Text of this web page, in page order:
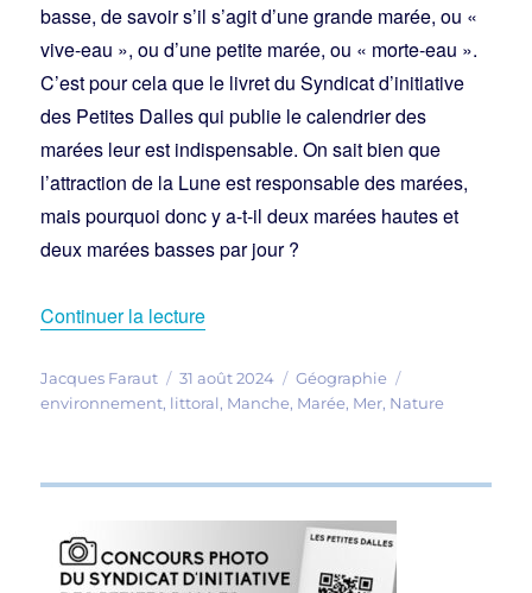
basse, de savoir s’il s’agit d’une grande marée, ou «
vive-eau », ou d’une petite marée, ou « morte-eau ».
C’est pour cela que le livret du Syndicat d’initiative
des Petites Dalles qui publie le calendrier des
marées leur est indispensable. On sait bien que
l’attraction de la Lune est responsable des marées,
mais pourquoi donc y a-t-il deux marées hautes et
deux marées basses par jour ?
Continuer la lecturede « Les marées et l’analyse
Auteur
Jacques Faraut
Publié
le
31 août 2024 Catégories
Géographie
environnement, littoral, Manche, Marée, Mer, Nature